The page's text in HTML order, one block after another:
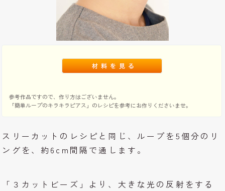
参考作品ですので、作り方はございません。
「簡単ループのキラキラピアス」のレシピを参考にお作りくださいませ。
スリーカットのレシピと同じ、ループを5個分のリ
ングを、約6cm間隔で通します。
「３カットビーズ」より、大きな光の反射をする